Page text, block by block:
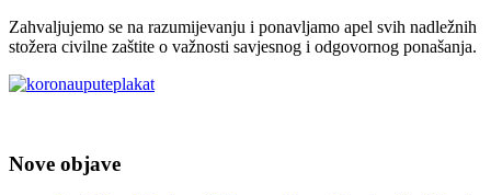
Zahvaljujemo se na razumijevanju i ponavljamo apel svih nadležnih
stožera civilne zaštite o važnosti savjesnog i odgovornog ponašanja.
Nove objave